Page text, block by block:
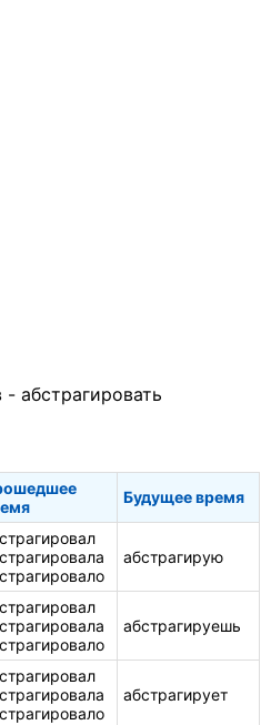
- абстрагировать
Будущее время
абстрагирую
абстрагируешь
абстрагирует